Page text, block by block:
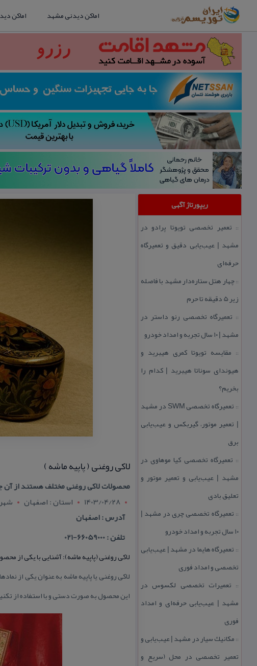
اماکن دیدنی مشهد اماکن
ریپورتاژ آگهی
:: تعمیر تخصصی تویوتا پرادو در
مشهد | عیب‌یابی دقیق و تعمیرگاه
حرفه‌ای
::چهار هتل‌ ستاره‌دار مشهد با فاصله
زیر 5 دقیقه تا حرم
:: تعمیرگاه تخصصی رنو داستر در
مشهد | ۱۰ سال تجربه و امداد خودرو
:: مقایسه تویوتا كمری هیبرید و
هیوندای سوناتا هیبرید | كدام را
بخریم؟
::
تعمیرگاه تخصصی SWM در مشهد
| تعمیر موتور، گیربكس و عیب‌یابی
برق
:: تعمیرگاه تخصصی كیا موهاوی در
مشهد | عیب‌یابی و تعمیر موتور و
تعلیق بادی
:: تعمیرگاه تخصصی چری در مشهد |
۱۰ سال تجربه و امداد خودرو
:: تعمیرگاه هایما در مشهد | عیب‌یابی
تخصصی و امداد فوری
:: تعمیرات تخصصی لكسوس در
مشهد | عیب‌یابی حرفه‌ای و امداد
فوری
:: مكانیك سیار در مشهد | عیب‌یابی و
تعمیر تخصصی در محل (سریع و
لاكی روغنی ( پاپیه ماشه )
محصولات لاكی روغنی مختلف هستند از آن
1403/04/28
استان : اصفهان
آدرس : اصفهان
تلفن : 66059000-021
لاكی روغنی (پاپیه ماشه): آشنایی با یكی از
لاكی روغنی یا پاپیه ماشه به عنوان یكی از
این محصول به صورت دستی و با استفاده از